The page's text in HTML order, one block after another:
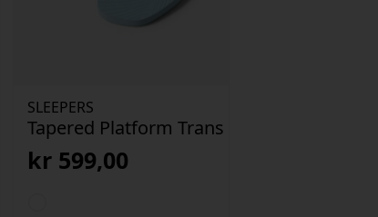
SLEEPERS
Tapered Platform Trans
kr 599,00